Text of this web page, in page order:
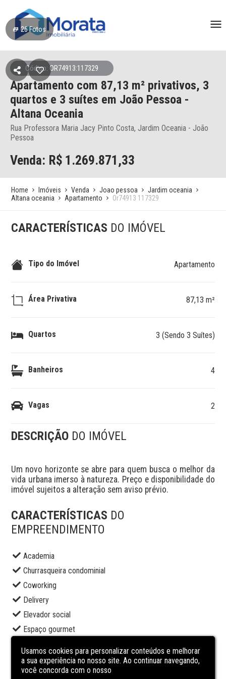
26Fotos
Código: OR74913:117329
Apartamento com 87,13 m² privativos, 3
quartos e 3 suítes em João Pessoa -
Altana Oceania
Rua Professora Maria Jacy Pinto Costa, Jardim Oceania - João
Pessoa
Venda: R$ 1.269.871,33
Home Imóveis Venda Joao pessoa
Jardim oceania
Altana oceania
Apartamento Or74913 117329
CARACTERÍSTICAS DO IMÓVEL
Tipo do Imóvel Apartamento
Área Privativa 87,13 m²
Quartos 3 (Sendo 3 Suítes)
Banheiros 4
Vagas 2
DESCRIÇÃO DO IMÓVEL
Um novo horizonte se abre para quem busca o melhor da
vida urbana imerso à natureza. Preço e disponibilidade do
imóvel sujeitos a alteração sem aviso prévio.
CARACTERÍSTICAS DO
EMPREENDIMENTO
Academia
Churrasqueira condominial
Coworking
Delivery
Elevador social
Espaço gourmet
Estúdio de gravação
Hidromassagem
Usamos cookies para personalizar conteúdos e melhorar
a sua experiência no nosso site. Ao continuar navegando,
você concorda com o nosso